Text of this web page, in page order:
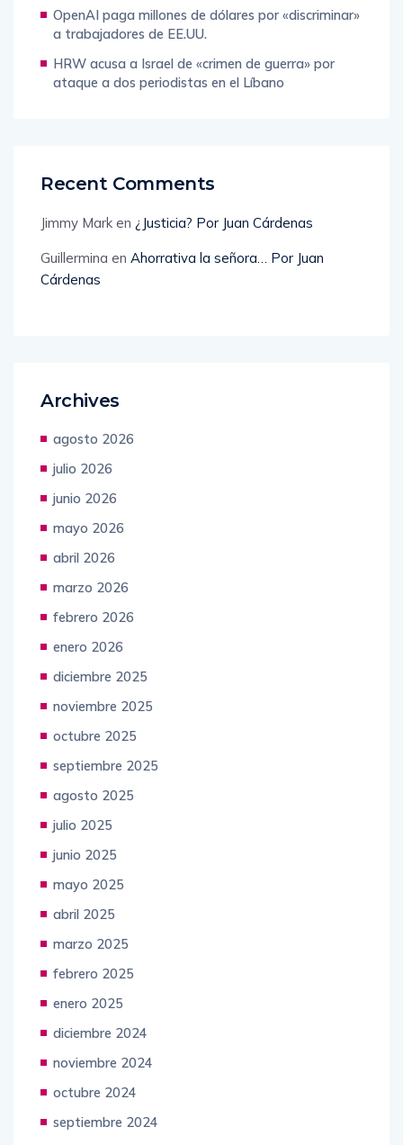
OpenAI paga millones de dólares por «discriminar»
a trabajadores de EE.UU.
HRW acusa a Israel de «crimen de guerra» por
ataque a dos periodistas en el Líbano
Recent Comments
Jimmy Mark en ¿Justicia? Por Juan Cárdenas
Guillermina en Ahorrativa la señora… Por Juan
Cárdenas
Archives
agosto 2026
julio 2026
junio 2026
mayo 2026
abril 2026
marzo 2026
febrero 2026
enero 2026
diciembre 2025
noviembre 2025
octubre 2025
septiembre 2025
agosto 2025
julio 2025
junio 2025
mayo 2025
abril 2025
marzo 2025
febrero 2025
enero 2025
diciembre 2024
noviembre 2024
octubre 2024
septiembre 2024